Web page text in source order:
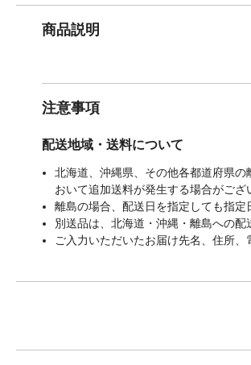
商品説明
注意事項
配送地域・送料について
北海道、沖縄県、その他各都道府県
おいて追加送料が発生する場合がござ
離島の場合、配送日を指定しても指定
別送品は、北海道・沖縄・離島への配
ご入力いただいたお届け先名、住所